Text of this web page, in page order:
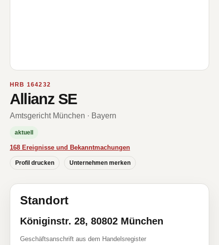
HRB 164232
Allianz SE
Amtsgericht München · Bayern
aktuell
168 Ereignisse und Bekanntmachungen
Profil drucken Unternehmen merken
Standort
Königinstr. 28, 80802 München
Geschäftsanschrift aus dem Handelsregister